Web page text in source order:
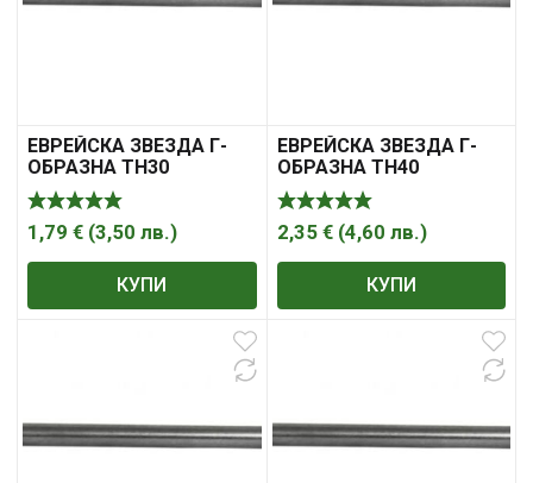
ЕВРЕЙСКА ЗВЕЗДА Г-
ОБРАЗНА ТH30
УДЪЛЖЕНА XL СЪС
ОТВОР 1752TH30
1,79 € (3,50 лв.)
КУПИ
ЕВРЕЙСКА ЗВЕЗДА Г-
ОБРАЗНА ТH40
УДЪЛЖЕНА XL СЪС
ОТВОР 1752TH40
2,35 € (4,60 лв.)
КУПИ